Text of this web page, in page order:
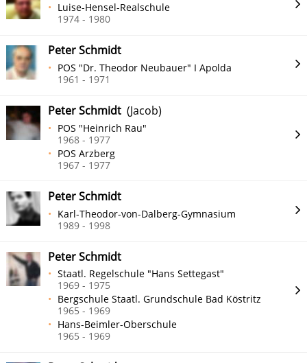
Luise-Hensel-Realschule
1974 - 1980
Peter Schmidt
POS "Dr. Theodor Neubauer" I Apolda
1961 - 1971
Peter Schmidt (Jacob)
POS "Heinrich Rau"
1968 - 1977
POS Arzberg
1967 - 1977
Peter Schmidt
Karl-Theodor-von-Dalberg-Gymnasium
1989 - 1998
Peter Schmidt
Staatl. Regelschule "Hans Settegast"
1969 - 1975
Bergschule Staatl. Grundschule Bad Köstritz
1965 - 1969
Hans-Beimler-Oberschule
1965 - 1969